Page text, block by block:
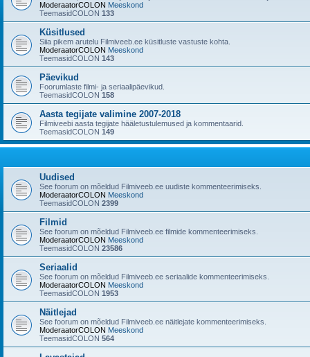
ModeraatorCOLON Meeskond
TeemasidCOLON 133
Küsitlused
Siia pikem arutelu Filmiveeb.ee küsitluste vastuste kohta.
ModeraatorCOLON Meeskond
TeemasidCOLON 143
Päevikud
Foorumlaste filmi- ja seriaalipäevikud.
TeemasidCOLON 158
Aasta tegijate valimine 2007-2018
Filmiveebi aasta tegijate hääletustulemused ja kommentaarid.
TeemasidCOLON 149
Uudised
See foorum on mõeldud Filmiveeb.ee uudiste kommenteerimiseks.
ModeraatorCOLON Meeskond
TeemasidCOLON 2399
Filmid
See foorum on mõeldud Filmiveeb.ee filmide kommenteerimiseks.
ModeraatorCOLON Meeskond
TeemasidCOLON 23586
Seriaalid
See foorum on mõeldud Filmiveeb.ee seriaalide kommenteerimiseks.
ModeraatorCOLON Meeskond
TeemasidCOLON 1953
Näitlejad
See foorum on mõeldud Filmiveeb.ee näitlejate kommenteerimiseks.
ModeraatorCOLON Meeskond
TeemasidCOLON 564